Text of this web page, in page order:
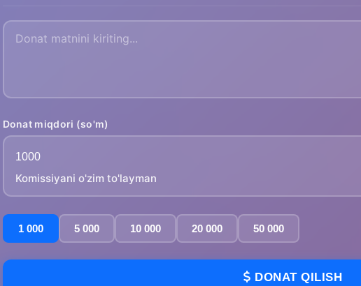
Donat miqdori (so'm)
Komissiyani o'zim to'layman
1 000
5 000 10 000 20 000 50 000
DONAT QILISH